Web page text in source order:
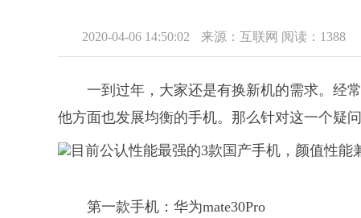
2020-04-06 14:50:02 来源：互联网 阅读：1388
一到过年，大家还是有换新机的需求。经
他方面也发展均衡的手机。那么针对这一个疑
第一款手机：华为mate30Pro